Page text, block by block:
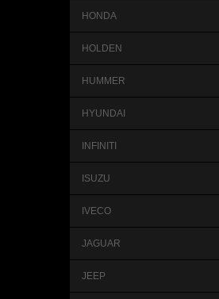
HONDA
HOLDEN
HUMMER
HYUNDAI
INFINITI
ISUZU
IVECO
JAGUAR
JEEP